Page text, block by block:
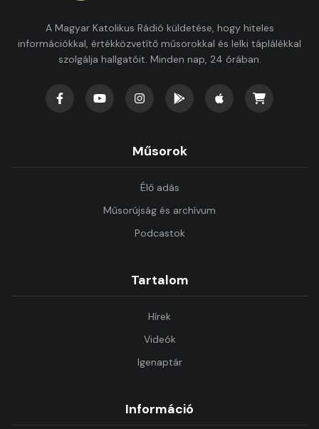
A Magyar Katolikus Rádió küldetése, hogy hiteles
információkkal, értékközvetítő műsorokkal és lelki táplálékkal
szolgálja hallgatóit. Minden nap, 24 órában.
Műsorok
Élő adás
Műsorújság és archívum
Podcastok
Tartalom
Hírek
Videók
Igenaptár
Információ